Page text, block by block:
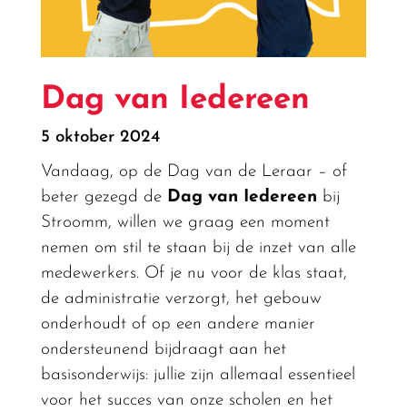
Dag van Iedereen
5 oktober 2024
Vandaag, op de Dag van de Leraar – of
beter gezegd de Dag van Iedereen bij
Stroomm, willen we graag een moment
nemen om stil te staan bij de inzet van alle
medewerkers. Of je nu voor de klas staat,
de administratie verzorgt, het gebouw
onderhoudt of op een andere manier
ondersteunend bijdraagt aan het
basisonderwijs: jullie zijn allemaal essentieel
voor het succes van onze scholen en het